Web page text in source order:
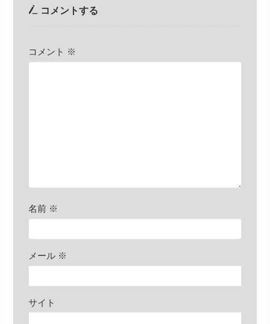
コメントする
コメント ※
名前 ※
メール ※
サイト